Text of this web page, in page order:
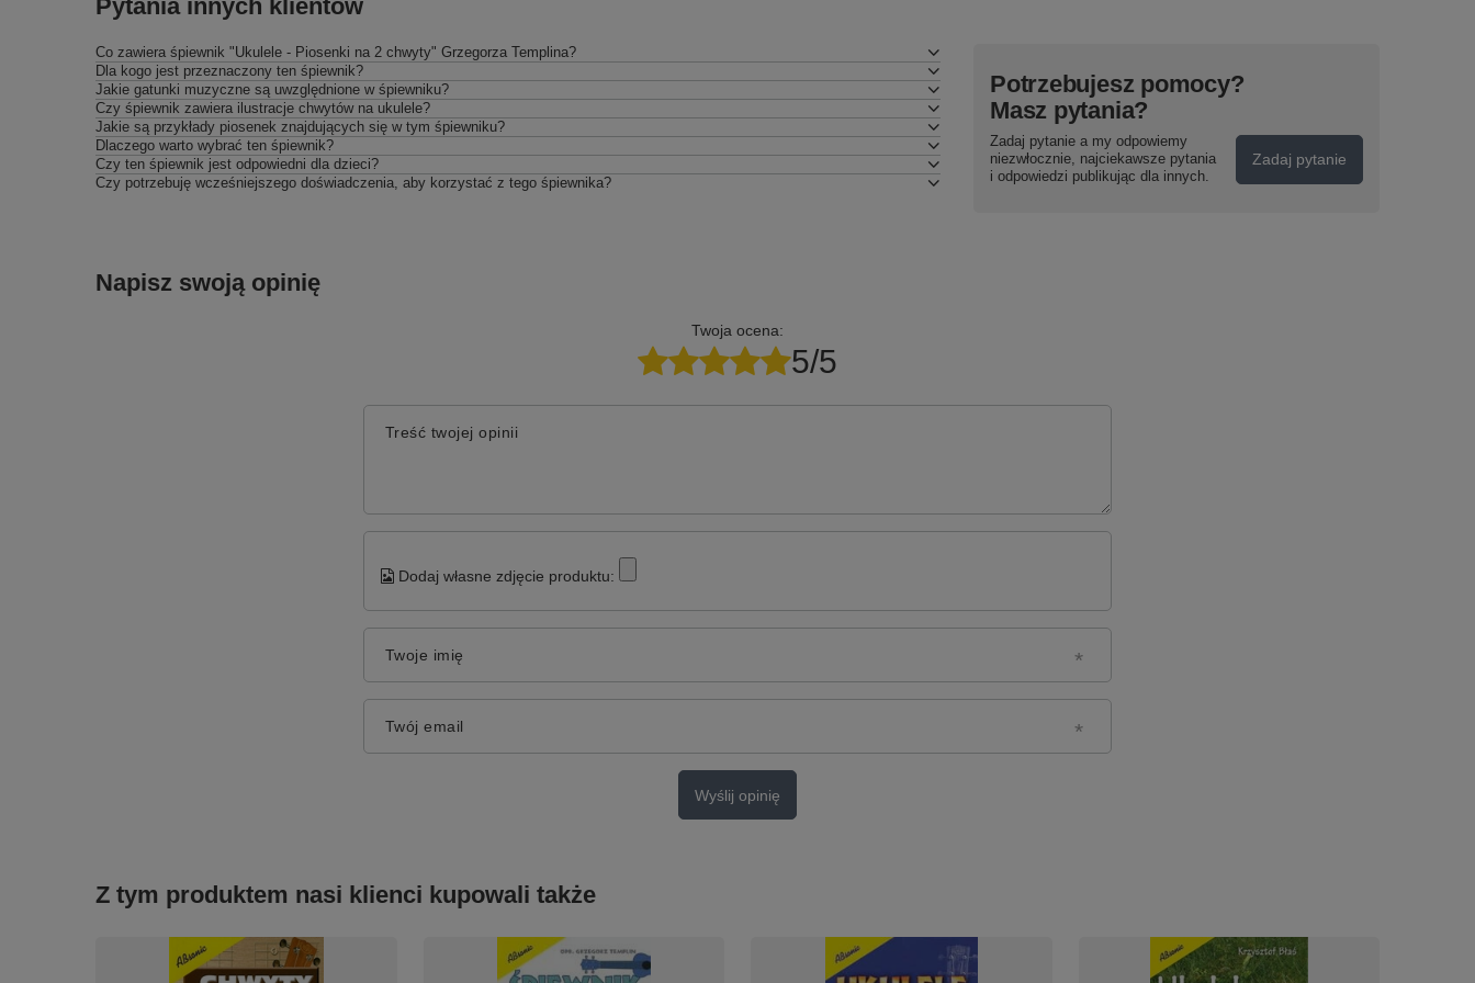
Pytania innych klientów
Co zawiera śpiewnik "Ukulele - Piosenki na 2 chwyty" Grzegorza Templina?
Dla kogo jest przeznaczony ten śpiewnik?
Jakie gatunki muzyczne są uwzględnione w śpiewniku?
Czy śpiewnik zawiera ilustracje chwytów na ukulele?
Jakie są przykłady piosenek znajdujących się w tym śpiewniku?
Dlaczego warto wybrać ten śpiewnik?
Czy ten śpiewnik jest odpowiedni dla dzieci?
Czy potrzebuję wcześniejszego doświadczenia, aby korzystać z tego śpiewnika?
Potrzebujesz pomocy?
Masz pytania?
Zadaj pytanie a my odpowiemy
niezwłocznie, najciekawsze pytania
i odpowiedzi publikując dla innych.
Zadaj pytanie
Napisz swoją opinię
Twoja ocena:
5/5
Treść twojej opinii
Dodaj własne zdjęcie produktu:
Twoje imię
Twój email
Wyślij opinię
Z tym produktem nasi klienci kupowali także